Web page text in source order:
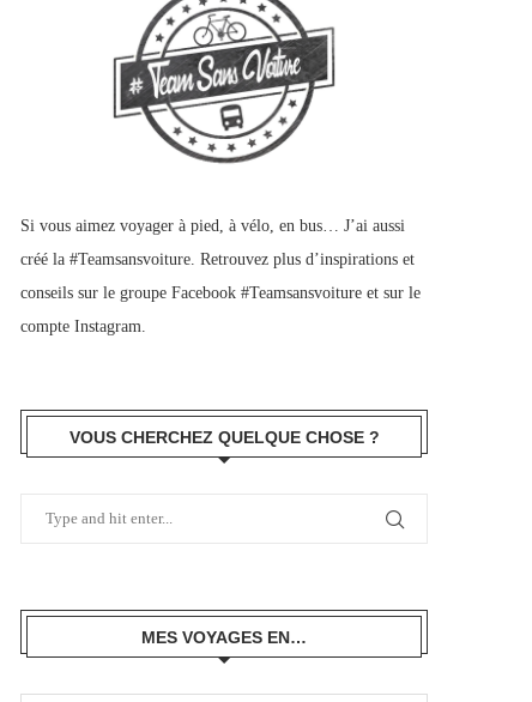
Si vous aimez voyager à pied, à vélo, en bus… J’ai aussi
créé la #Teamsansvoiture. Retrouvez plus d’inspirations et
conseils sur le groupe Facebook #Teamsansvoiture et sur le
compte Instagram.
VOUS CHERCHEZ QUELQUE CHOSE ?
MES VOYAGES EN…